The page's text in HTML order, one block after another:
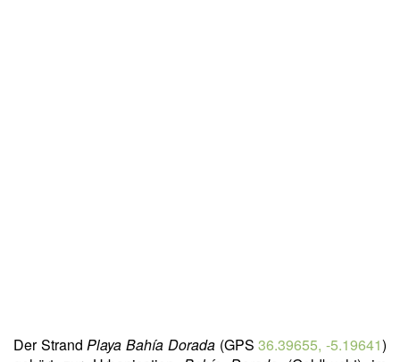
Der StrandPlayaBahía Dorada (GPS36.39655, -5.19641)